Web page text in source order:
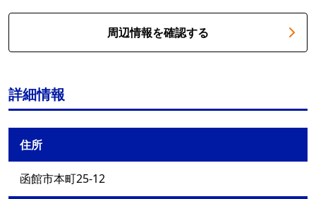
周辺情報を確認する
詳細情報
住所
函館市本町25-12